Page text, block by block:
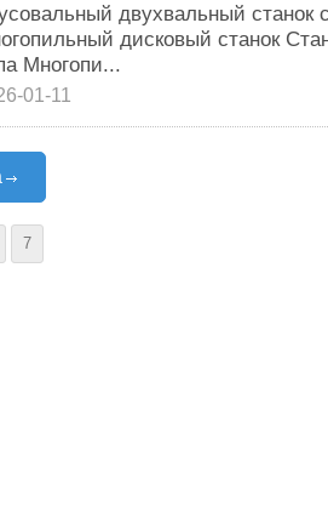
двухвальный станок
дисковый станок
Многопи...
01-11
7